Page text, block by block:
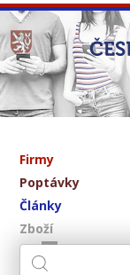
Firmy
Poptávky
Články
Zboží